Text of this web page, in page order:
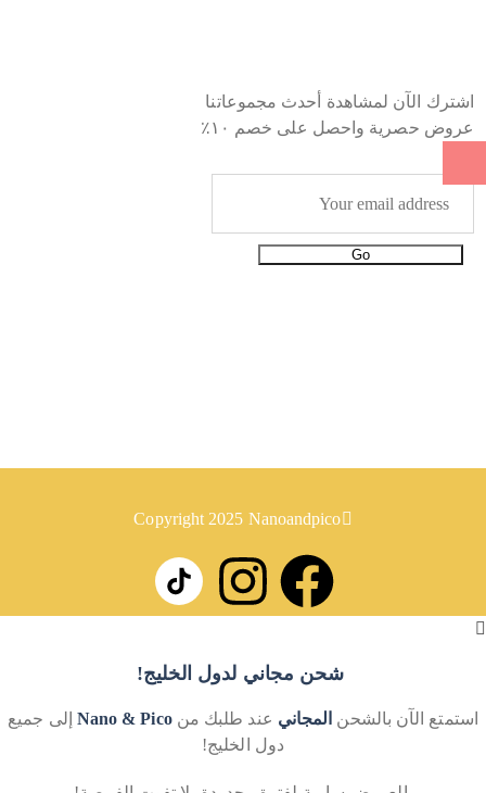
اشترك الآن لمشاهدة أحدث مجموعاتنا
عروض حصرية واحصل على خصم ١٠٪
Go
Copyright 2025 Nanoandpico
شحن مجاني لدول الخليج!
استمتع الآن بالشحن المجاني عند طلبك منNano & Pico إلى جميع
دول الخليج!